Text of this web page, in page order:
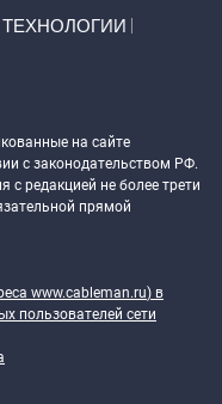
ТЕХНОЛОГИИ
на сайте
с законодательством РФ.
с редакцией не более трети
прямой
www.cableman.ru) в
пользователей сети